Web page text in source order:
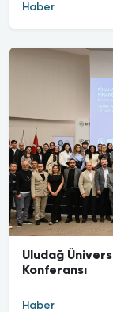
Haber
Uludağ
Konferansı
Haber